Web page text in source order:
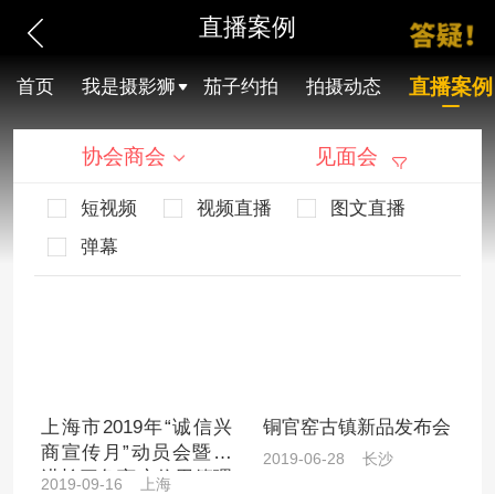
直播案例
首页 我是摄影狮 茄子约拍 拍摄动态 直播案例
协会商会 见面会
短视频 视频直播
图文直播
弹幕
上海市2019年“诚信兴
商宣传月”动员会暨推
进长三角商户信用管理
2019-09-16 上海
铜官窑古镇新品发布会
2019-06-28 长沙